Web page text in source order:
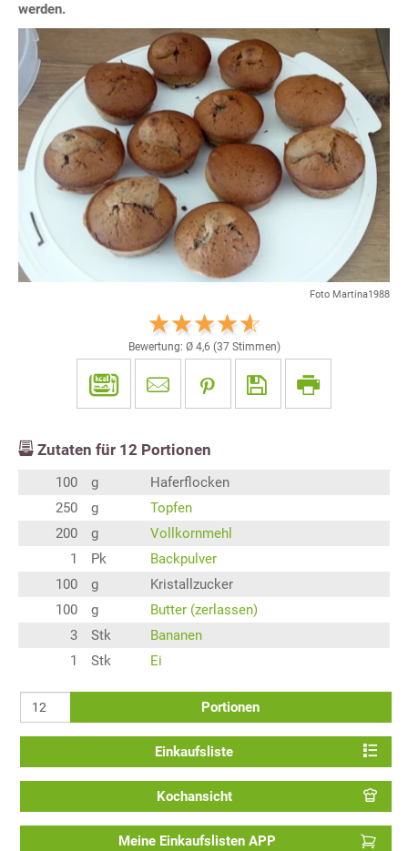
werden.
Foto Martina1988
Bewertung: Ø 4,6 (37Stimmen)
Zutaten für 12 Portionen
100 g
Haferflocken
250
g
Topfen
200
g
Vollkornmehl
1
Pk
Backpulver
100
g
Kristallzucker
100
g
Butter (zerlassen)
3
Stk
Bananen
1
Stk Ei
Portionen
Einkaufsliste
Kochansicht
Meine Einkaufslisten APP